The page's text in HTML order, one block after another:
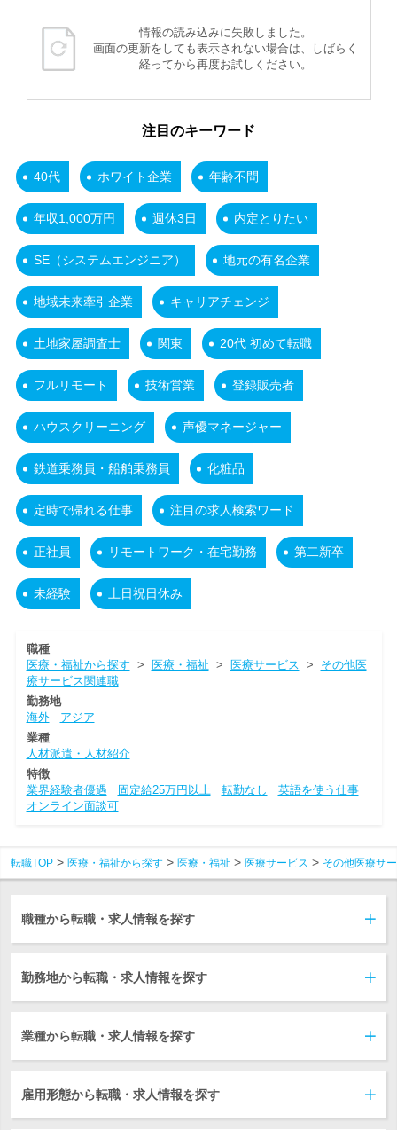
情報の読み込みに失敗しました。
画面の更新をしても表示されない場合は、しばらく
経ってから再度お試しください。
注目のキーワード
40代 ホワイト企業 年齢不問
年収1,000万円 週休3日 内定とりたい
SE（システムエンジニア） 地元の有名企業
地域未来牽引企業 キャリアチェンジ
土地家屋調査士 関東 20代 初めて転職
フルリモート 技術営業 登録販売者
ハウスクリーニング 声優マネージャー
鉄道乗務員・船舶乗務員 化粧品
定時で帰れる仕事 注目の求人検索ワード
正社員 リモートワーク・在宅勤務 第二新卒
未経験 土日祝日休み
職種
医療・福祉から探す > 医療・福祉 > 医療サービス > その他医
療サービス関連職
勤務地
海外
アジア
業種
人材派遣・人材紹介
特徴
業界経験者優遇
固定給25万円以上 転勤なし
英語を使う仕事
オンライン面談可
転職TOP 医療・福祉から探す 医療・福祉 医療サービス その他医療サ
職種から転職・求人情報を探す
勤務地から転職・求人情報を探す
業種から転職・求人情報を探す
雇用形態から転職・求人情報を探す